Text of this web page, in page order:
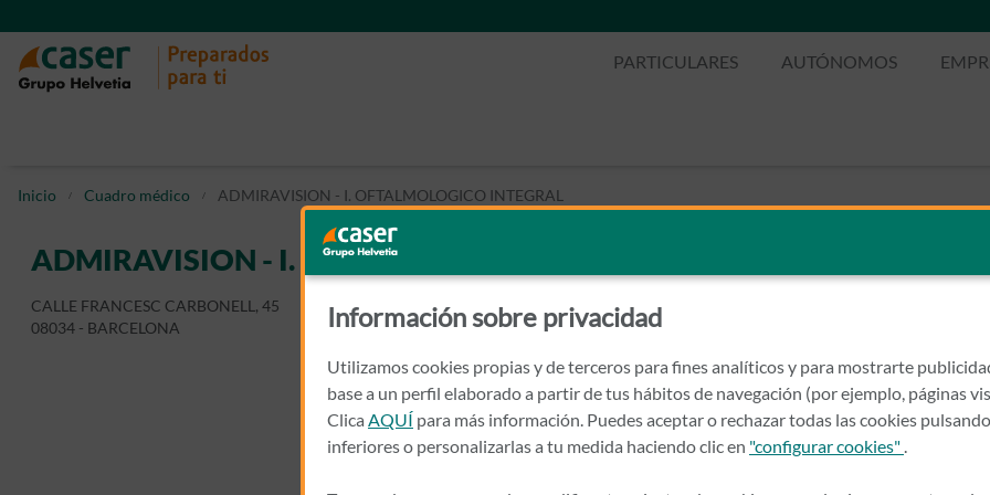
PARTICULARES AUTÓNOMOS
Inicio Cuadro médico ADMIRAVISION - I. OFTALMOLOGICO INTEGRAL
ADMIRAVISION - I. OFTALMOLOGICO INTEGRAL
CALLE FRANCESC CARBONELL, 45
08034 - BARCELONA
Información sobre privacidad
Utilizamos cookies propias y de terceros para fines analíticos y para mostrarte
base a un perfil elaborado a partir de tus hábitos de navegación (por ejemplo, páginas
Clica AQUÍ para más información. Puedes aceptar o rechazar todas las cookies
inferiores o personalizarlas a tu medida haciendo clic en "configurar cookies" .